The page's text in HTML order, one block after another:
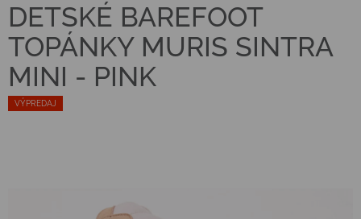
VÝPREDAJ
DETSKÉ BAREFOOT
TOPÁNKY MURIS SINTRA
MINI - PINK